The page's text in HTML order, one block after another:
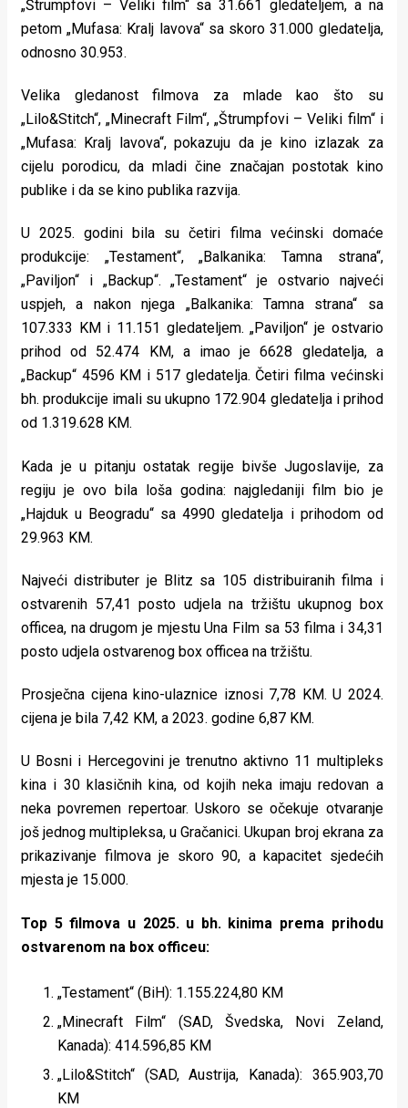
„Štrumpfovi – Veliki film“ sa 31.661 gledateljem, a na
petom „Mufasa: Kralj lavova“ sa skoro 31.000 gledatelja,
odnosno 30.953.
Velika gledanost filmova za mlade kao što su
„Lilo&Stitch“, „Minecraft Film“, „Štrumpfovi – Veliki film“ i
„Mufasa: Kralj lavova“, pokazuju da je kino izlazak za
cijelu porodicu, da mladi čine značajan postotak kino
publike i da se kino publika razvija.
U 2025. godini bila su četiri filma većinski domaće
produkcije: „Testament“, „Balkanika: Tamna strana“,
„Paviljon“ i „Backup“. „Testament“ je ostvario najveći
uspjeh, a nakon njega „Balkanika: Tamna strana“ sa
107.333 KM i 11.151 gledateljem. „Paviljon“ je ostvario
prihod od 52.474 KM, a imao je 6628 gledatelja, a
„Backup“ 4596 KM i 517 gledatelja. Četiri filma većinski
bh. produkcije imali su ukupno 172.904 gledatelja i prihod
od 1.319.628 KM.
Kada je u pitanju ostatak regije bivše Jugoslavije, za
regiju je ovo bila loša godina: najgledaniji film bio je
„Hajduk u Beogradu“ sa 4990 gledatelja i prihodom od
29.963 KM.
Najveći distributer je Blitz sa 105 distribuiranih filma i
ostvarenih 57,41 posto udjela na tržištu ukupnog box
officea, na drugom je mjestu Una Film sa 53 filma i 34,31
posto udjela ostvarenog box officea na tržištu.
Prosječna cijena kino-ulaznice iznosi 7,78 KM. U 2024.
cijena je bila 7,42 KM, a 2023. godine 6,87 KM.
U Bosni i Hercegovini je trenutno aktivno 11 multipleks
kina i 30 klasičnih kina, od kojih neka imaju redovan a
neka povremen repertoar. Uskoro se očekuje otvaranje
još jednog multipleksa, u Gračanici. Ukupan broj ekrana za
prikazivanje filmova je skoro 90, a kapacitet sjedećih
mjesta je 15.000.
Top 5 filmova u 2025. u bh. kinima prema prihodu
ostvarenom na box officeu:
„Testament“ (BiH): 1.155.224,80 KM
„Minecraft Film“ (SAD, Švedska, Novi Zeland,
Kanada): 414.596,85 KM
„Lilo&Stitch“ (SAD, Austrija, Kanada): 365.903,70
KM